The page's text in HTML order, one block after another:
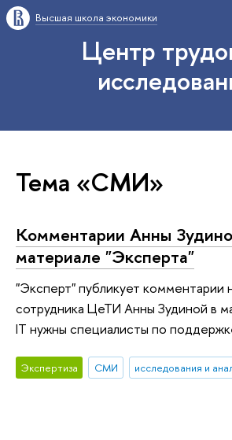
Высшая школа экономики
Центр
Тема «СМИ»
Комментарии Анны
материале "Эксперта"
"Эксперт" публикует комментарии
сотрудника ЦеТИ Анны Зудиной в
IT нужны специалисты по
Экспертиза СМИ исследования и